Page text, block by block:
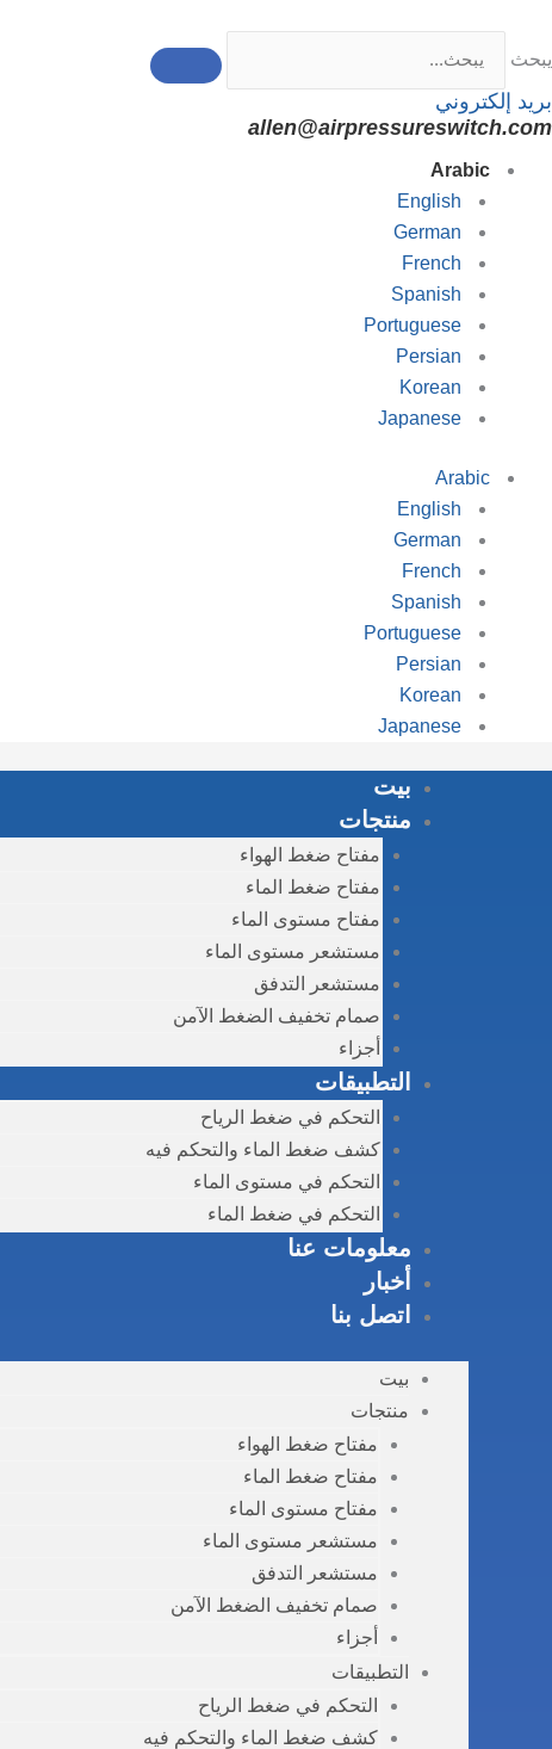
يبحث
بريد إلكتروني
allen@airpressureswitch.com
Arabic
English
German
French
Spanish
Portuguese
Persian
Korean
Japanese
Arabic
English
German
French
Spanish
Portuguese
Persian
Korean
Japanese
بيت
منتجات
مفتاح ضغط الهواء
مفتاح ضغط الماء
مفتاح مستوى الماء
مستشعر مستوى الماء
مستشعر التدفق
صمام تخفيف الضغط الآمن
أجزاء
التطبيقات
التحكم في ضغط الرياح
كشف ضغط الماء والتحكم فيه
التحكم في مستوى الماء
التحكم في ضغط الماء
معلومات عنا
أخبار
اتصل بنا
بيت
منتجات
مفتاح ضغط الهواء
مفتاح ضغط الماء
مفتاح مستوى الماء
مستشعر مستوى الماء
مستشعر التدفق
صمام تخفيف الضغط الآمن
أجزاء
التطبيقات
التحكم في ضغط الرياح
كشف ضغط الماء والتحكم فيه